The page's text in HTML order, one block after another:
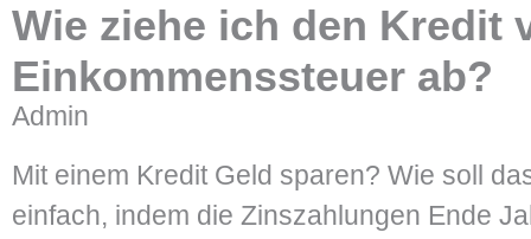
Wie ziehe ich den Kredit
Einkommenssteuer ab?
Admin
Mit einem Kredit Geld sparen? Wie soll
einfach, indem die Zinszahlungen Ende